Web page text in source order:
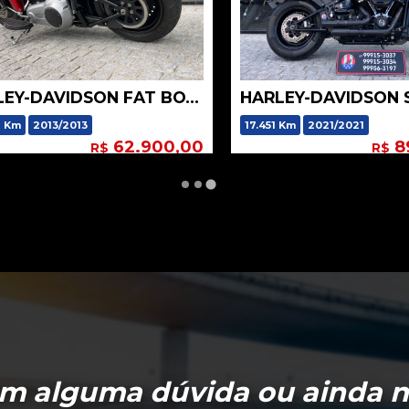
HARLEY-DAVIDSON FAT BOY FLSTF
2013/2013
62.900,00
17.451 Km 2021/2021
alguma dúvida ou ainda